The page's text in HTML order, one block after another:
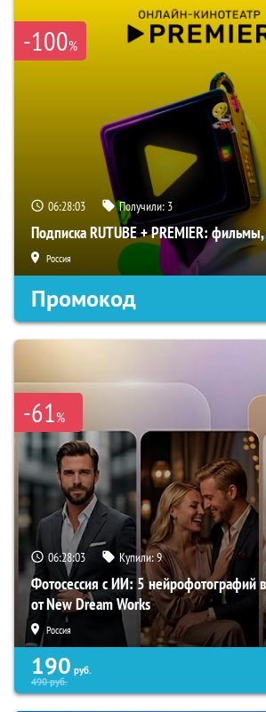
-100%
06:28:02 Получили: 3
Подписка RUTUBE + PREMIER:
Россия
Промокод
-61%
06:28:02 Купили:9
Фотосессия с ИИ: 5 нейрофотографий
от New Dream Works
Россия
190 руб.
490руб.